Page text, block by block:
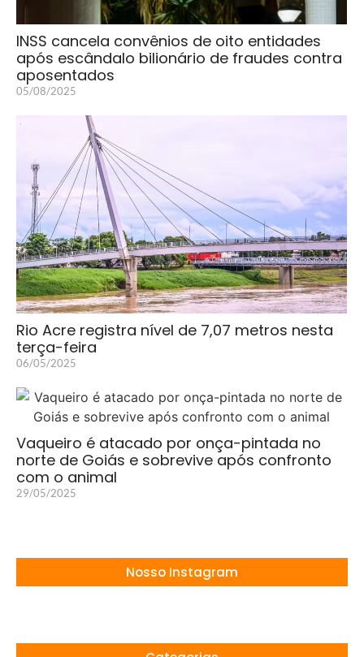
INSS cancela convênios de oito entidades
após escândalo bilionário de fraudes contra
aposentados
05/08/2025
Rio Acre registra nível de 7,07 metros nesta
terça-feira
06/05/2025
Vaqueiro é atacado por onça-pintada no
norte de Goiás e sobrevive após confronto
com o animal
29/05/2025
Nosso Instagram